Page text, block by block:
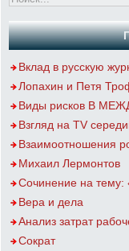
Вклад в русскую
Лопахин и Петя
Виды рисков В
Взгляд на TV
Взаимоотношения
Михаил Лермонтов
Сочинение на тему:
Вера и дела
Анализ затрат
Сократ